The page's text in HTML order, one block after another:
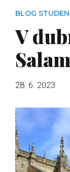
BLOG
V
28. 6. 2023